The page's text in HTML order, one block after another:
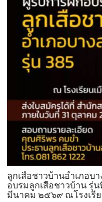
ลูกเสือชาวบ้านอำเภอบ
อบรมลูกเสือชาวบ้าน รุ่
มีนาคม ๒๕๖๙ ณโรงเรี